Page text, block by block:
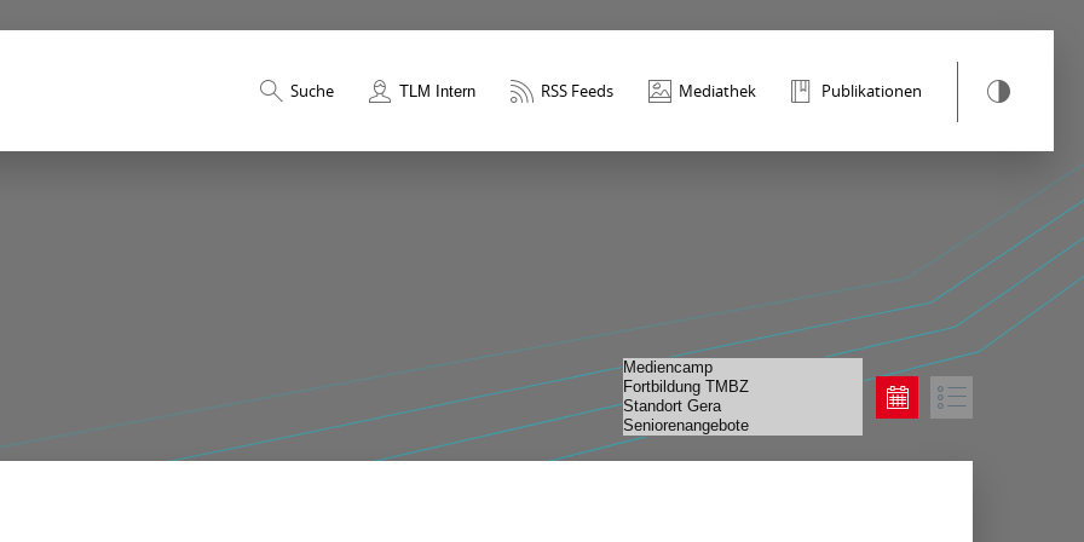
Suche TLM Intern RSS Feeds Mediathek Publikationen